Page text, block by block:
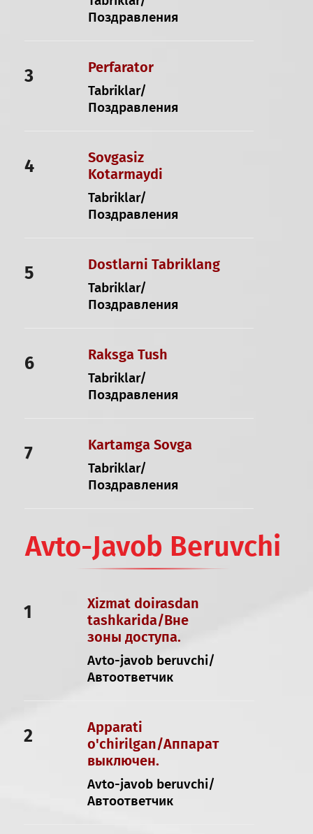
Поздравления
3 Perfarator
Tabriklar/
Поздравления
4
Sovgasiz
Kotarmaydi
Tabriklar/
Поздравления
5 Dostlarni Tabriklang
Tabriklar/
Поздравления
6 Raksga Tush
Tabriklar/
Поздравления
7 Kartamga Sovga
Tabriklar/
Поздравления
Avto-Javob Beruvchi
1
Xizmat doirasdan
tashkarida/Вне
зоны доступа.
Avto-javob beruvchi/
Автоответчик
2
Apparati
o'chirilgan/Аппарат
выключен.
Avto-javob beruvchi/
Автоответчик